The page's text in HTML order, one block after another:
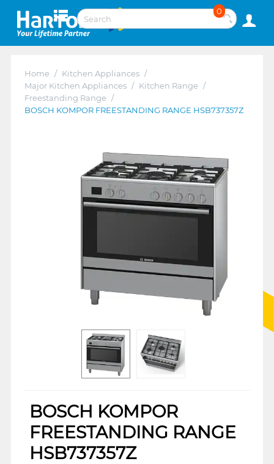
0
Home / Kitchen Appliances /
Major Kitchen Appliances / Kitchen Range /
Freestanding Range /
BOSCH KOMPOR FREESTANDING RANGE HSB737357Z
BOSCH KOMPOR
FREESTANDING RANGE
HSB737357Z